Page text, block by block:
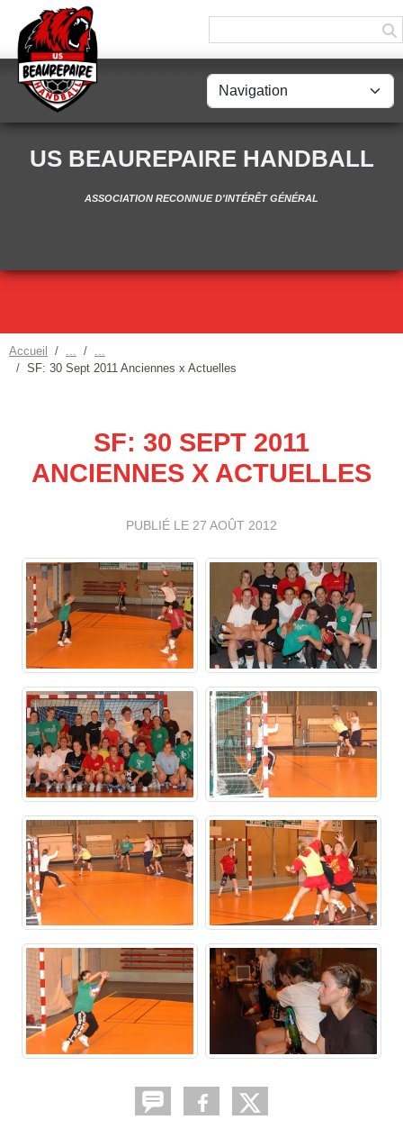
US BEAUREPAIRE HANDBALL
ASSOCIATION RECONNUE D'INTÉRÊT GÉNÉRAL
Accueil
SF: 30 Sept 2011 Anciennes x Actuelles
SF: 30 SEPT 2011
ANCIENNES X ACTUELLES
PUBLIÉ LE 27 AOÛT 2012
Panneau de gestion des cookies